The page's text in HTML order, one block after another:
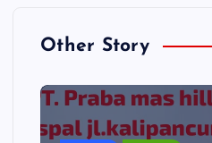
Other Story